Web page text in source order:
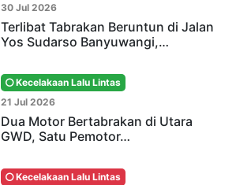
30 Jul 2026
Terlibat Tabrakan Beruntun di Jalan
Yos Sudarso Banyuwangi,…
Kecelakaan Lalu Lintas
21 Jul 2026
Dua Motor Bertabrakan di Utara
GWD, Satu Pemotor…
Kecelakaan Lalu Lintas